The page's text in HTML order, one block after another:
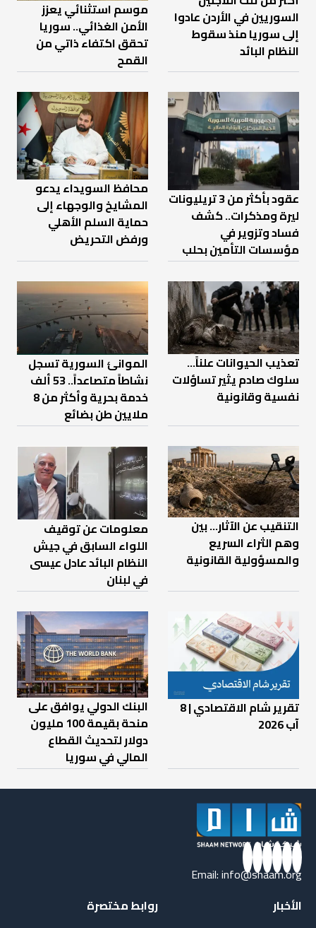
السوريين في الأردن عادوا
إلى سوريا منذ سقوط
النظام البائد
موسم استثنائي يعزز
الأمن الغذائي.. سوريا
تحقق اكتفاء ذاتي من
القمح
عقود بأكثر من 3 تريليونات
ليرة ومذكرات.. كشف
فساد وتزوير في
مؤسسات التأمين بحلب
محافظ السويداء يدعو
المشايخ والوجهاء إلى
حماية السلم الأهلي
ورفض التحريض
تعذيب الحيوانات علناً…
سلوك صادم يثير تساؤلات
نفسية وقانونية
الموانئ السورية تسجل
نشاطاً متصاعداً.. 53 ألف
خدمة بحرية وأكثر من 8
ملايين طن بضائع
التنقيب عن الآثار… بين
وهم الثراء السريع
والمسؤولية القانونية
معلومات عن توقيف
اللواء السابق في جيش
النظام البائد عادل عيسى
في لبنان
تقرير شام الاقتصادي | 8
آب 2026
البنك الدولي يوافق على
منحة بقيمة 100 مليون
دولار لتحديث القطاع
المالي في سوريا
Email:info@shaam.org
الأخبار
روابط مختصرة